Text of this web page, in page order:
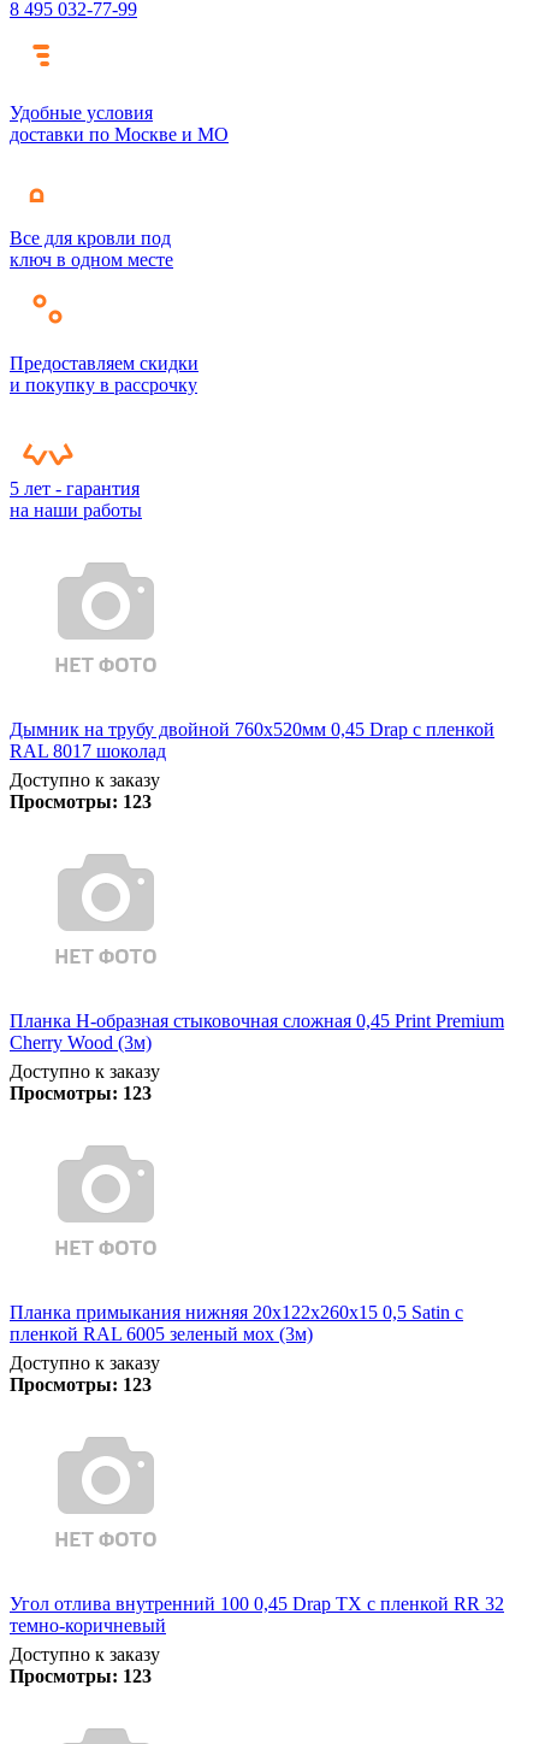
8 495 032-77-99
Удобные условия
доставки по Москве и МО
Все для кровли под
ключ в одном месте
Предоставляем скидки
и покупку в рассрочку
5 лет - гарантия
на наши работы
Дымник на трубу двойной 760х520мм 0,45 Drap с пленкой
RAL 8017 шоколад
Доступно к заказу
Просмотры: 123
Планка Н-образная стыковочная сложная 0,45 Print Premium
Cherry Wood (3м)
Доступно к заказу
Просмотры: 123
Планка примыкания нижняя 20х122х260х15 0,5 Satin с
пленкой RAL 6005 зеленый мох (3м)
Доступно к заказу
Просмотры: 123
Угол отлива внутренний 100 0,45 Drap TX с пленкой RR 32
темно-коричневый
Доступно к заказу
Просмотры: 123